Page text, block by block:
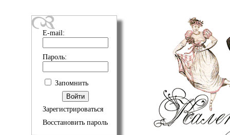
E-mail:
Пароль:
Запомнить
Зарегистрироваться
Восстановить пароль